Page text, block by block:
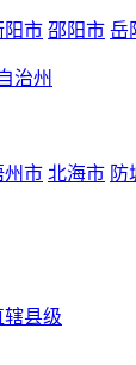
阳市 邵阳市 岳
治州
州市 北海市 防
辖县级